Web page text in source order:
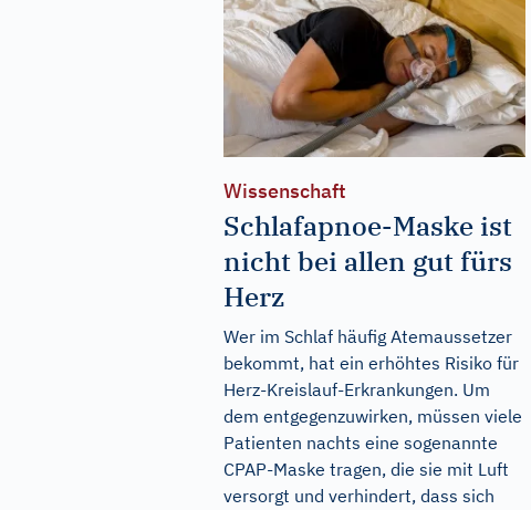
Wissenschaft
Schlafapnoe-Maske ist
nicht bei allen gut fürs
Herz
Wer im Schlaf häufig Atemaussetzer
bekommt, hat ein erhöhtes Risiko für
Herz-Kreislauf-Erkrankungen. Um
dem entgegenzuwirken, müssen viele
Patienten nachts eine sogenannte
CPAP-Maske tragen, die sie mit Luft
versorgt und verhindert, dass sich